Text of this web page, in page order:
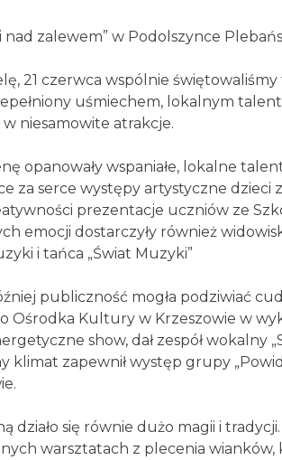
nad zalewem” w Podolszynce
21 czerwca wspólnie
uśmiechem, lokalnym
w niesamowite atrakcje.
opanowały wspaniałe, lokalne
za serce występy artystyczne dzieci
prezentacje uczniów ze
emocji dostarczyły również
i tańca „Świat Muzyki”
publiczność mogła podziwiać
Ośrodka Kultury w Krzeszowie w
show, dał zespół wokalny
klimat zapewnił występ grupy
działo się równie dużo magii i
warsztatach z plecenia